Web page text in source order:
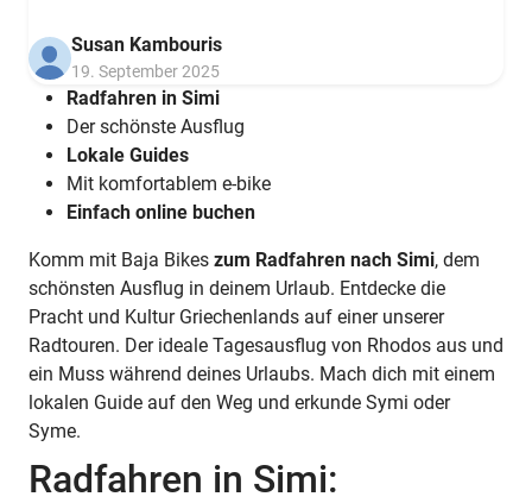
Susan Kambouris
19. September 2025
Radfahren in Simi
Der schönste Ausflug
Lokale Guides
Mit komfortablem e-bike
Einfach online buchen
Komm mit Baja Bikes zum Radfahren nach Simi, dem
schönsten Ausflug in deinem Urlaub. Entdecke die
Pracht und Kultur Griechenlands auf einer unserer
Radtouren. Der ideale Tagesausflug von Rhodos aus und
ein Muss während deines Urlaubs. Mach dich mit einem
lokalen Guide auf den Weg und erkunde Symi oder
Syme.
Radfahren in Simi: